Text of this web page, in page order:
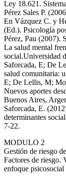
Ley 18.621.
Pérez Sales P.
En Vázquez C. y
(Ed.). Psicología
Pérez, Pau (2007).
La salud mental
social.Universidad
Saforcada, E; De
salud comunitaria:
E; De Lellis, M;
Nuevos aportes
Buenos Aires,
Saforcada, E.
determinantes
7-22.
MODULO 2
Gestión de riesgo
Factores de riesgo.
enfoque psicosocial